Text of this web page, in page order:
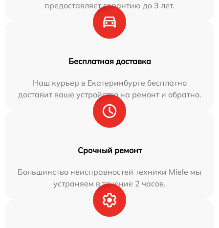
предоставляет гарантию до 3 лет.
Бесплатная доставка
Наш курьер в Екатеринбурге бесплатно
доставит ваше устройство на ремонт и обратно.
Срочный ремонт
Большинство неисправностей техники Miele мы
устраняем в течение 2 часов.